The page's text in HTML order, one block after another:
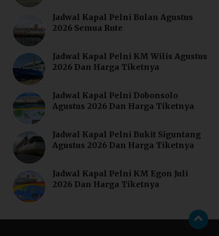
Jadwal Kapal Pelni Bulan Agustus
2026 Semua Rute
Jadwal Kapal Pelni KM Wilis Agustus
2026 Dan Harga Tiketnya
Jadwal Kapal Pelni Dobonsolo
Agustus 2026 Dan Harga Tiketnya
Jadwal Kapal Pelni Bukit Siguntang
Agustus 2026 Dan Harga Tiketnya
Jadwal Kapal Pelni KM Egon Juli
2026 Dan Harga Tiketnya